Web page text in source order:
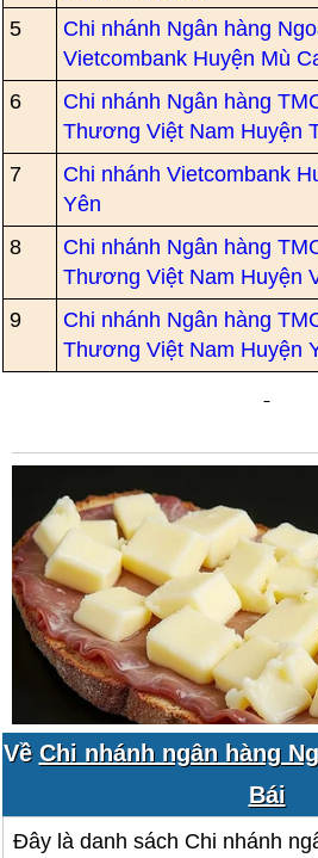
5
Chi nhánh Ngân hàng
Vietcombank Huyện Mù
6
Chi nhánh Ngân hàng
Thương Việt Nam Huyện
7
Chi nhánh Vietcombank
Yên
8
Chi nhánh Ngân hàng
Thương Việt Nam Huyện
9
Chi nhánh Ngân hàng
Thương Việt Nam Huyện
Về Chi nhánh ngân hàng
Bái
Đây là danh sách Chi nhánh